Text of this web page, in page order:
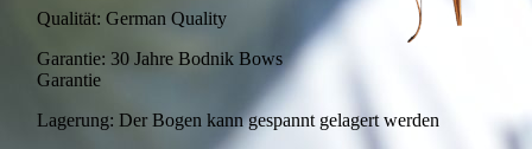
Qualität: German Quality
Garantie: 30 Jahre Bodnik Bows
Garantie
Lagerung: Der Bogen kann gespannt gelagert werden